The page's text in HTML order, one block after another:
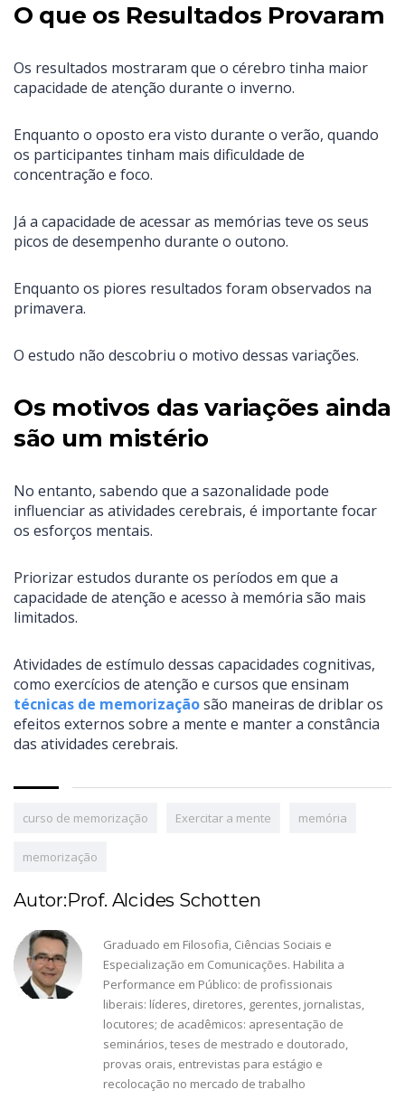
O que os Resultados Provaram
Os resultados mostraram que o cérebro tinha maior
capacidade de atenção durante o inverno.
Enquanto o oposto era visto durante o verão, quando
os participantes tinham mais dificuldade de
concentração e foco.
Já a capacidade de acessar as memórias teve os seus
picos de desempenho durante o outono.
Enquanto os piores resultados foram observados na
primavera.
O estudo não descobriu o motivo dessas variações.
Os motivos das variações ainda
são um mistério
No entanto, sabendo que a sazonalidade pode
influenciar as atividades cerebrais, é importante focar
os esforços mentais.
Priorizar estudos durante os períodos em que a
capacidade de atenção e acesso à memória são mais
limitados.
Atividades de estímulo dessas capacidades cognitivas,
como exercícios de atenção e cursos que ensinam
técnicas de memorizaçãosão maneiras de driblar os
efeitos externos sobre a mente e manter a constância
das atividades cerebrais.
curso de memorização Exercitar a mente memória
memorização
Autor:Prof. Alcides Schotten
Graduado em Filosofia, Ciências Sociais e
Especialização em Comunicações. Habilita a
Performance em Público: de profissionais
liberais: líderes, diretores, gerentes, jornalistas,
locutores; de acadêmicos: apresentação de
seminários, teses de mestrado e doutorado,
provas orais, entrevistas para estágio e
recolocação no mercado de trabalho